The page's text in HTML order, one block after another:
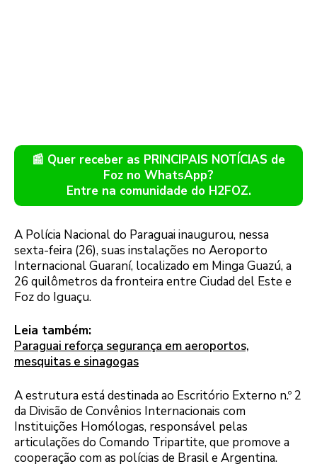
📰 Quer receber as PRINCIPAIS NOTÍCIAS de
Foz no WhatsApp?
Entre na comunidade do H2FOZ.
A Polícia Nacional do Paraguai inaugurou, nessa
sexta-feira (26), suas instalações no Aeroporto
Internacional Guaraní, localizado em Minga Guazú, a
26 quilômetros da fronteira entre Ciudad del Este e
Foz do Iguaçu.
Leia também:
Paraguai reforça segurança em aeroportos,
mesquitas e sinagogas
A estrutura está destinada ao Escritório Externo n.º 2
da Divisão de Convênios Internacionais com
Instituições Homólogas, responsável pelas
articulações do Comando Tripartite, que promove a
cooperação com as polícias de Brasil e Argentina.